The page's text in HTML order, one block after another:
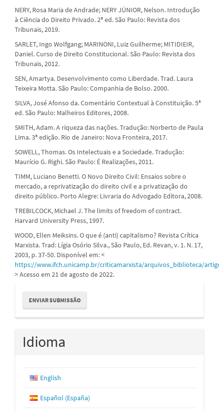
NERY, Rosa Maria de Andrade; NERY JÚNIOR, Nelson. Introdução
à Ciência do Direito Privado. 2ª ed. São Paulo: Revista dos
Tribunais, 2019.
SARLET, Ingo Wolfgang; MARINONI, Luiz Guilherme; MITIDIEIR,
Daniel. Curso de Direito Constitucional. São Paulo: Revista dos
Tribunais, 2012.
SEN, Amartya. Desenvolvimento como Liberdade. Trad. Laura
Teixeira Motta. São Paulo: Companhia de Bolso. 2000.
SILVA, José Afonso da. Comentário Contextual à Constituição. 5ª
ed. São Paulo: Malheiros Editores, 2008.
SMITH, Adam. A riqueza das nações. Tradução: Norberto de Paula
Lima. 3ª edição. Rio de Janeiro: Nova Fronteira, 2017.
SOWELL, Thomas. Os Intelectuais e a Sociedade. Tradução:
Maurício G. Righi. São Paulo: É Realizações, 2011.
TIMM, Luciano Benetti. O Novo Direito Civil: Ensaios sobre o
mercado, a reprivatização do direito civil e a privatização do
direito público. Porto Alegre: Livraria do Advogado Editora, 2008.
TREBILCOCK, Michael J. The limits of freedom of contract.
Harvard University Press, 1997.
WOOD, Ellen Meiksins. O que é (anti) capitalismo? Revista Crítica
Marxista. Trad: Lígia Osório Silva., São Paulo, Ed. Revan, v. 1. N. 17,
2003, p. 37-50. Disponível em: <
https://www.ifch.unicamp.br/criticamarxista/arquivos_biblioteca/
> Acesso em 21 de agosto de 2022.
Enviar
Submissão
ENVIAR SUBMISSÃO
Idioma
English
Español (España)